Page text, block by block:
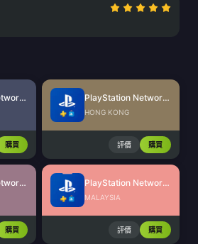
PlayStation Network Card (US)
購買
PlayStation Network Card (HK)
HONG KONG
評價 購買
PlayStation Network Card (SG)
購買
PlayStation Network Card (MY)
MALAYSIA
評價 購買